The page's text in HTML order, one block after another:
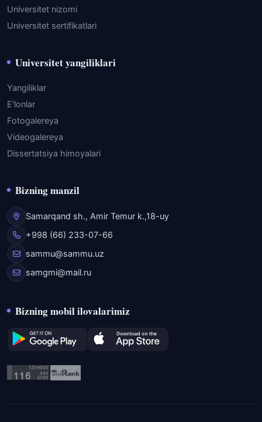
Universitet nizomi
Universitet sertifikatlari
Universitet yangiliklari
Yangiliklar
E'lonlar
Fotogalereya
Videogalereya
Dissertatsiya himoyalari
Bizning manzil
Samarqand sh., Amir Temur k.,18-uy
+998 (66) 233-07-66
sammu@sammu.uz
samgmi@mail.ru
Bizning mobil ilovalarimiz